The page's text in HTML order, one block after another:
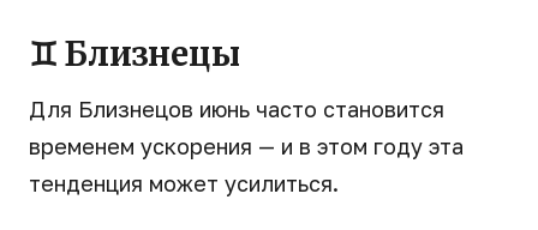
♊ Близнецы
Для Близнецов июнь часто становится
временем ускорения — и в этом году эта
тенденция может усилиться.